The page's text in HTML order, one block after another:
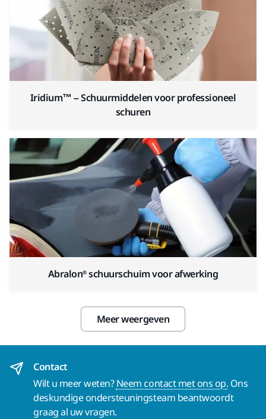
Iridium™ – Schuurmiddelen voor professioneel
schuren
Abralon® schuurschuim voor afwerking
Meer weergeven
Contact
Wilt u meer weten?Neem contact met ons op. Ons
deskundige ondersteuningsteam beantwoordt
graag al uw vragen.